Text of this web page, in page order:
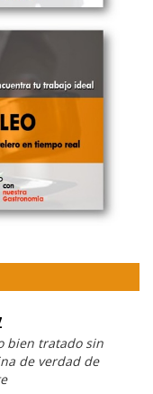
bien tratado sin
de verdad de